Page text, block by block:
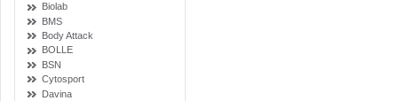
Biolab
BMS
Body Attack
BOLLE
BSN
Cytosport
Davina